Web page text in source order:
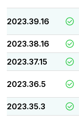
2023.39.16
2023.38.16
2023.37.15
2023.36.5
2023.35.3